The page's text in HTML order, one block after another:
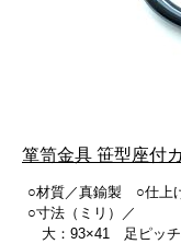
箪笥金具 笹型座付
○材質／真鍮製 ○仕上
○寸法（ミリ）／
大：93×41 足ピッ